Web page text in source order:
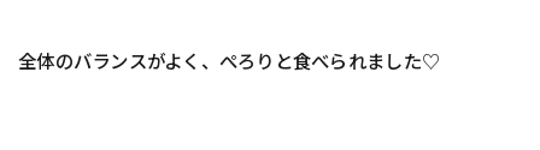
全体のバランスがよく、ぺろりと食べられました♡